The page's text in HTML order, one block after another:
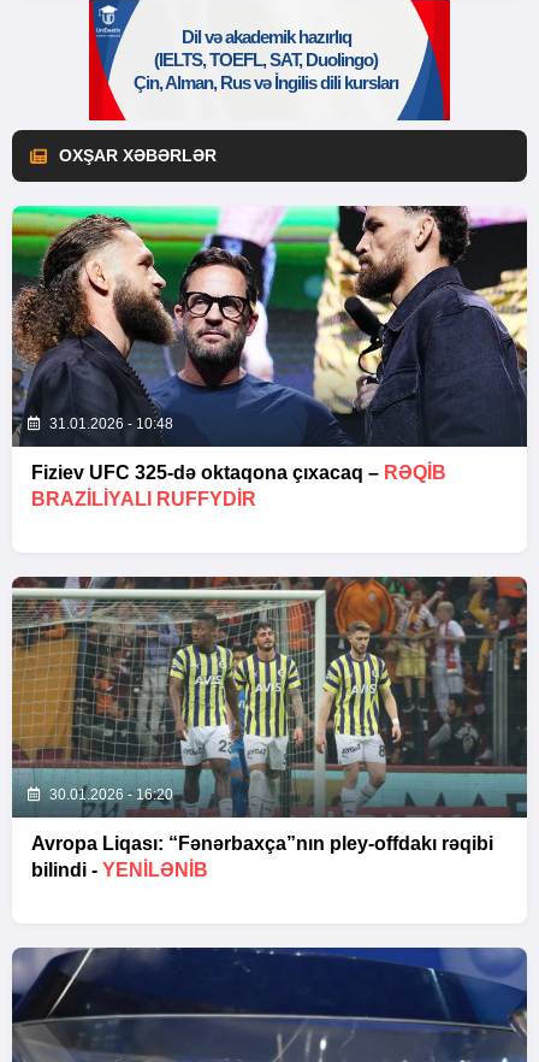
OXŞAR XƏBƏRLƏR
31.01.2026 - 10:48
Fiziev UFC 325-də oktaqona çıxacaq – RƏQIB
BRAZILIYALI RUFFYDIR
30.01.2026 - 16:20
Avropa Liqası: “Fənərbaxça”nın pley-offdakı rəqibi
bilindi - YENİLƏNİB